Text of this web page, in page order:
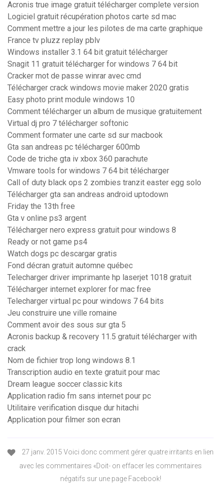
Acronis true image gratuit télécharger complete version
Logiciel gratuit récupération photos carte sd mac
Comment mettre a jour les pilotes de ma carte graphique
France tv pluzz replay pblv
Windows installer 3.1 64 bit gratuit télécharger
Snagit 11 gratuit télécharger for windows 7 64 bit
Cracker mot de passe winrar avec cmd
Télécharger crack windows movie maker 2020 gratis
Easy photo print module windows 10
Comment télécharger un album de musique gratuitement
Virtual dj pro 7 télécharger softonic
Comment formater une carte sd sur macbook
Gta san andreas pc télécharger 600mb
Code de triche gta iv xbox 360 parachute
Vmware tools for windows 7 64 bit télécharger
Call of duty black ops 2 zombies tranzit easter egg solo
Télécharger gta san andreas android uptodown
Friday the 13th free
Gta v online ps3 argent
Télécharger nero express gratuit pour windows 8
Ready or not game ps4
Watch dogs pc descargar gratis
Fond décran gratuit automne québec
Telecharger driver imprimante hp laserjet 1018 gratuit
Télécharger internet explorer for mac free
Telecharger virtual pc pour windows 7 64 bits
Jeu construire une ville romaine
Comment avoir des sous sur gta 5
Acronis backup & recovery 11.5 gratuit télécharger with
crack
Nom de fichier trop long windows 8.1
Transcription audio en texte gratuit pour mac
Dream league soccer classic kits
Application radio fm sans internet pour pc
Utilitaire verification disque dur hitachi
Application pour filmer son ecran
27 janv. 2015 Voici donc comment gérer quatre irritants en lien
avec les commentaires «Doit- on effacer les commentaires
négatifs sur une page Facebook!